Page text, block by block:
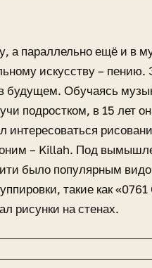
а параллельно ещё и в
искусству –
будущем. Обучаясь
подростком, в 15 лет
интересоваться
– Killah. Под
было популярным
такие как
рисунки на стенах.